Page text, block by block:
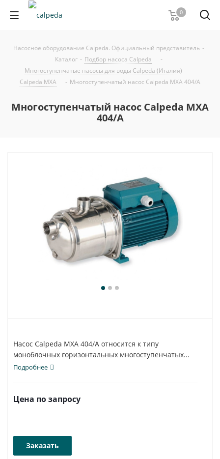
0
Насосное оборудование Calpeda. Официальный представитель -
Каталог - Подбор насоса Calpeda
-
Многоступенчатые насосы для воды Calpeda (Италия)
-
Calpeda MXA
- Многоступенчатый насос Calpeda MXA 404/A
Многоступенчатый насос Calpeda MXA
404/A
Насос Calpeda MXA 404/A относится к типу
моноблочных горизонтальных многоступенчатых...
Подробнее
Цена по запросу
Заказать